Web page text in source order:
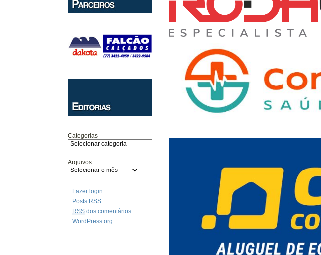
Categorias
Arquivos
Fazer login
Posts RSS
RSS dos comentários
WordPress.org